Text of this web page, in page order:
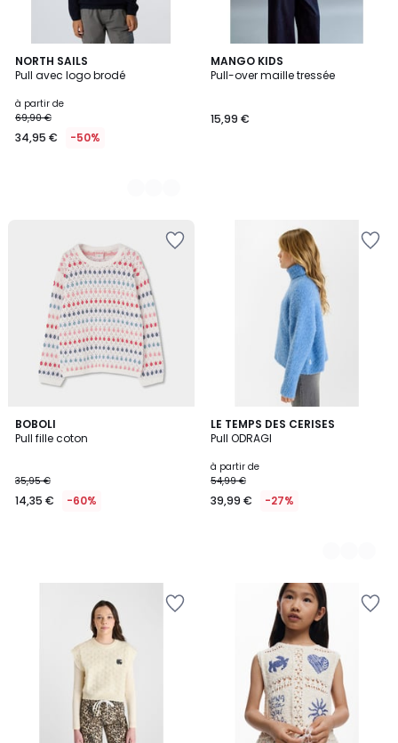
NORTH SAILS
Pull avec logo brodé
à partir de
69,90 €
34,95 € -50%
3
Couleurs
MANGO KIDS
Pull-over maille tressée
15,99 €
BOBOLI
Pull fille coton
35,95 €
14,35 € -60%
LE TEMPS DES CERISES
Pull ODRAGI
à partir de
54,99 €
39,99 € -27%
4
Couleurs